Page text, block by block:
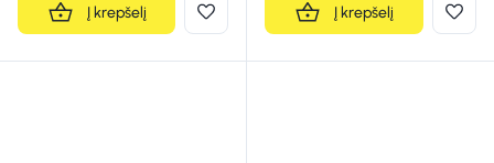
Į krepšelį Į krepšelį